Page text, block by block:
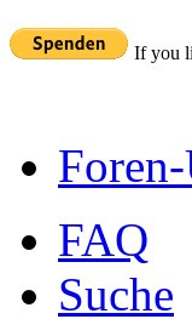
If you
FAQ
Suche